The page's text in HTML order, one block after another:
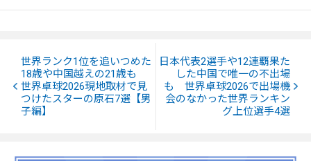
世界ランク1位を追いつめた
18歳や中国越えの21歳も
世界卓球2026現地取材で見
つけたスターの原石7選【男
子編】
日本代表2選手や12連覇果た
した中国で唯一の不出場
も 世界卓球2026で出場機
会のなかった世界ランキン
グ上位選手4選